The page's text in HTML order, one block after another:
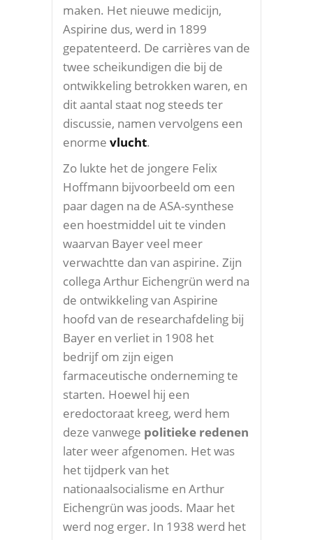
maken. Het nieuwe medicijn,
Aspirine dus, werd in 1899
gepatenteerd. De carrières van de
twee scheikundigen die bij de
ontwikkeling betrokken waren, en
dit aantal staat nog steeds ter
discussie, namen vervolgens een
enorme vlucht.
Zo lukte het de jongere Felix
Hoffmann bijvoorbeeld om een
paar dagen na de ASA-synthese
een hoestmiddel uit te vinden
waarvan Bayer veel meer
verwachtte dan van aspirine. Zijn
collega Arthur Eichengrün werd na
de ontwikkeling van Aspirine
hoofd van de researchafdeling bij
Bayer en verliet in 1908 het
bedrijf om zijn eigen
farmaceutische onderneming te
starten. Hoewel hij een
eredoctoraat kreeg, werd hem
deze vanwege politieke redenen
later weer afgenomen. Het was
het tijdperk van het
nationaalsocialisme en Arthur
Eichengrün was joods. Maar het
werd nog erger. In 1938 werd het